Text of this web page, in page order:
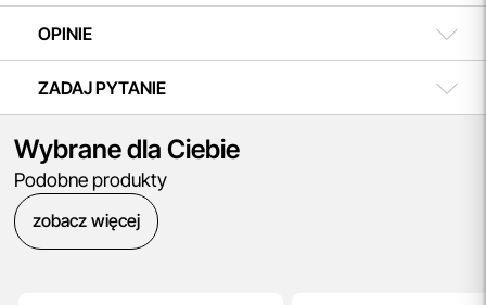
OPINIE
ZADAJ PYTANIE
Wybrane dla Ciebie
Podobne produkty
zobacz więcej